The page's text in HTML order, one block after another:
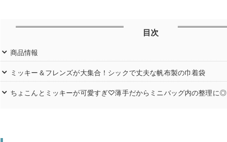
目次
商品情報
ミッキー＆フレンズが大集合！シックで丈夫な帆布製の巾着袋
ちょこんとミッキーが可愛すぎ♡薄手だからミニバッグ内の整理に◎